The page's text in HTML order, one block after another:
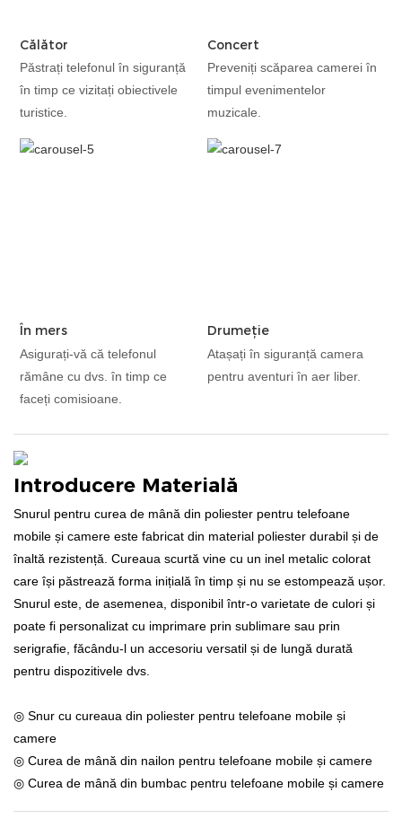
Călător
Păstrați telefonul în siguranță
în timp ce vizitați obiectivele
turistice.
Concert
Preveniți scăparea camerei în
timpul evenimentelor
muzicale.
În mers
Asigurați-vă că telefonul
rămâne cu dvs. în timp ce
faceți comisioane.
Drumeție
Atașați în siguranță camera
pentru aventuri în aer liber.
Introducere Materială
Snurul pentru curea de mână din poliester pentru telefoane
mobile și camere este fabricat din material poliester durabil și de
înaltă rezistență. Cureaua scurtă vine cu un inel metalic colorat
care își păstrează forma inițială în timp și nu se estompează ușor.
Snurul este, de asemenea, disponibil într-o varietate de culori și
poate fi personalizat cu imprimare prin sublimare sau prin
serigrafie, făcându-l un accesoriu versatil și de lungă durată
pentru dispozitivele dvs.
◎ Snur cu cureaua din poliester pentru telefoane mobile și
camere
◎ Curea de mână din nailon pentru telefoane mobile și camere
◎ Curea de mână din bumbac pentru telefoane mobile și camere